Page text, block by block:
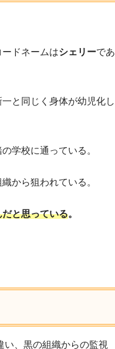
ドネームはシェリーであ
と同じく身体が幼児化し
学校に通っている。
から狙われている。
と思っている。
い、黒の組織からの監視